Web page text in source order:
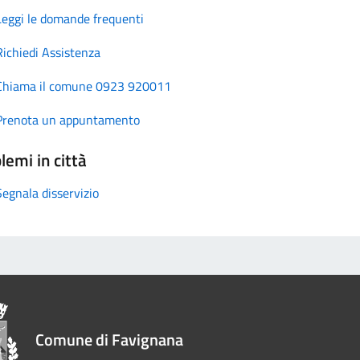
le domande frequenti
Assistenza
il comune 0923 920011
un appuntamento
in città
disservizio
Comune di Favignana